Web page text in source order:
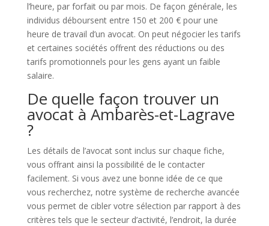
l’heure, par forfait ou par mois. De façon générale, les
individus déboursent entre 150 et 200 € pour une
heure de travail d’un avocat. On peut négocier les tarifs
et certaines sociétés offrent des réductions ou des
tarifs promotionnels pour les gens ayant un faible
salaire.
De quelle façon trouver un
avocat à Ambarès-et-Lagrave
?
Les détails de l’avocat sont inclus sur chaque fiche,
vous offrant ainsi la possibilité de le contacter
facilement. Si vous avez une bonne idée de ce que
vous recherchez, notre système de recherche avancée
vous permet de cibler votre sélection par rapport à des
critères tels que le secteur d’activité, l’endroit, la durée